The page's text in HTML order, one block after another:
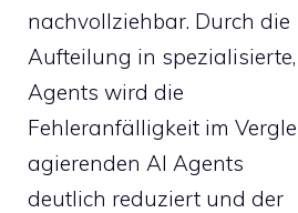
nachvollziehbar. Durch die
Aufteilung in
Agents wird die
Fehleranfälligkeit im
agierenden AI Agents
deutlich reduziert und der